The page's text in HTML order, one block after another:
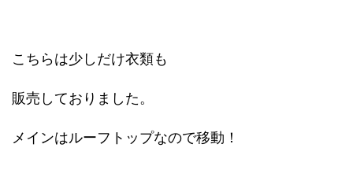
こちらは少しだけ衣類も
販売しておりました。
メインはルーフトップなので移動！